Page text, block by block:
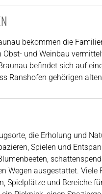
bekommen die
Obst- und Weinbau
befindet sich auf
Ranshofen gehörigen
die Erholung und
Spielen und
Wegen ausgestattet. Viele
Spielplätze und Bereiche